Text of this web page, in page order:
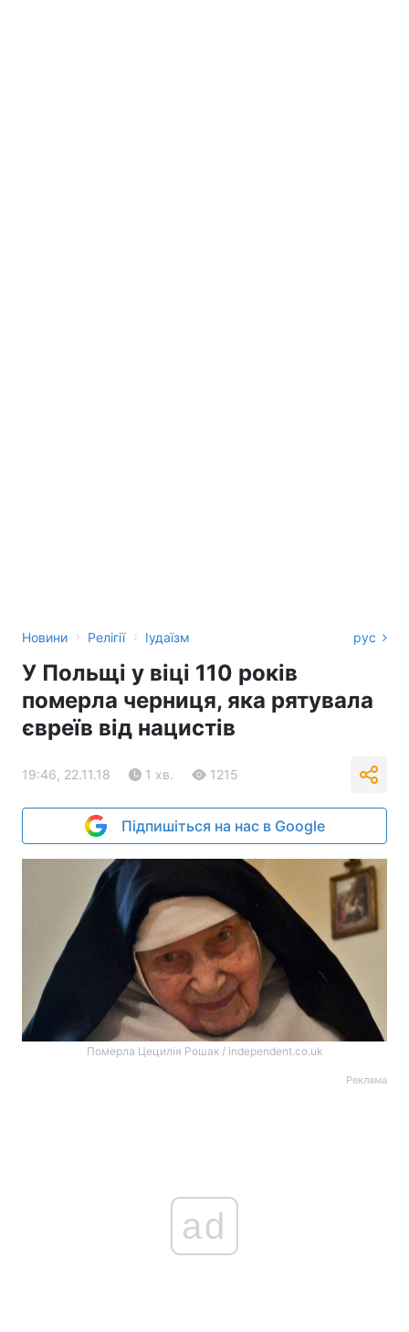
Новини › Релігії › Іудаїзм рус
У Польщі у віці 110 років
померла черниця, яка рятувала
євреїв від нацистів
19:46, 22.11.18 1 хв. 1215
Підпишіться на нас в Google
Померла Цецилія Рошак / independent.co.uk
Реклама
ad